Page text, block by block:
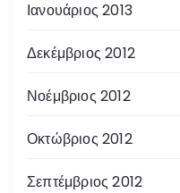
Ιανουάριος 2013
Δεκέμβριος 2012
Νοέμβριος 2012
Οκτώβριος 2012
Σεπτέμβριος 2012